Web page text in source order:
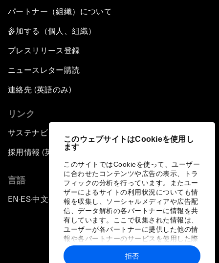
このウェブサイトはCookieを使用し
ます
このサイトではCookieを使って、ユーザー
に合わせたコンテンツや広告の表示、トラ
フィックの分析を行っています。またユー
ザーによるサイトの利用状況についても情
報を収集し、ソーシャルメディアや広告配
信、データ解析の各パートナーに情報を共
有しています。ここで収集された情報は、
ユーザーが各パートナーに提供した他の情
報や各パートナーのサービスを使用した際
に収集された情報と組み合わされ、各パー
トナーによって使用されることがありま
拒否
パートナー（組織）について
参加する（個人、組織）
プレスリリース登録
ニュースレター購読
連絡先 (英語のみ)
リンク
サステナビリティへの取り組み
採用情報 (英語のみ)
言語
EN ▪ES▪中文▪ 日本語